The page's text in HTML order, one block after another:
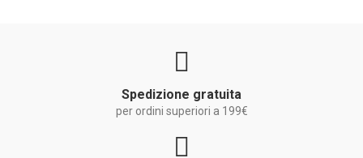
Spedizione gratuita
per ordini superiori a 199€